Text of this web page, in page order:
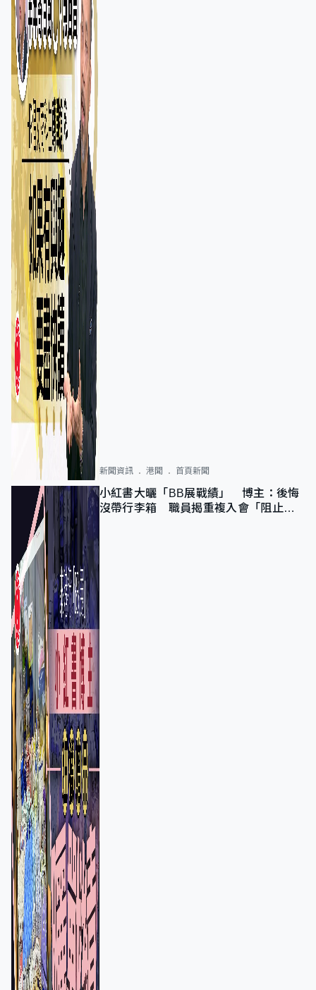
新聞資訊 港聞 首頁新聞
小紅書大曬「BB展戰績」 博主：後悔
沒帶行李箱 職員揭重複入會「阻止唔